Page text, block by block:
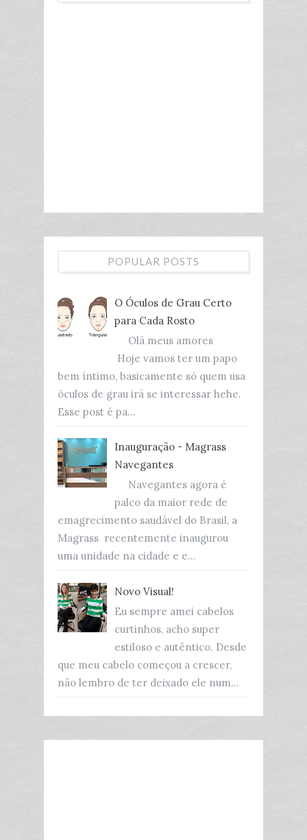
POPULAR POSTS
O Óculos de Grau Certo
para Cada Rosto
Olá meus amores
Hoje vamos ter um papo
bem íntimo, basicamente só quem usa
óculos de grau irá se interessar hehe.
Esse post é pa...
Inauguração - Magrass
Navegantes
Navegantes agora é
palco da maior rede de
emagrecimento saudável do Brasil, a
Magrass recentemente inaugurou
uma unidade na cidade e e...
Novo Visual!
Eu sempre amei cabelos
curtinhos, acho super
estiloso e autêntico. Desde
que meu cabelo começou a crescer,
não lembro de ter deixado ele num...